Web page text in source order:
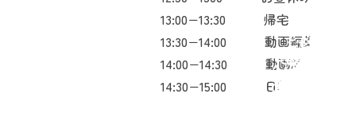
13:00−13:30 帰宅
13:30−14:00 動画編集
14:00−14:30 動画編集
14:30−15:00 日報フォーム、ブ